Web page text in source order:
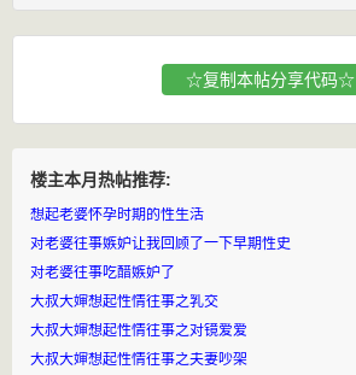
☆复制本帖分享代码☆
楼主本月热帖推荐:
想起老婆怀孕时期的性生活
对老婆往事嫉妒让我回顾了一下早期性史
对老婆往事吃醋嫉妒了
大叔大婶想起性情往事之乳交
大叔大婶想起性情往事之对镜爱爱
大叔大婶想起性情往事之夫妻吵架